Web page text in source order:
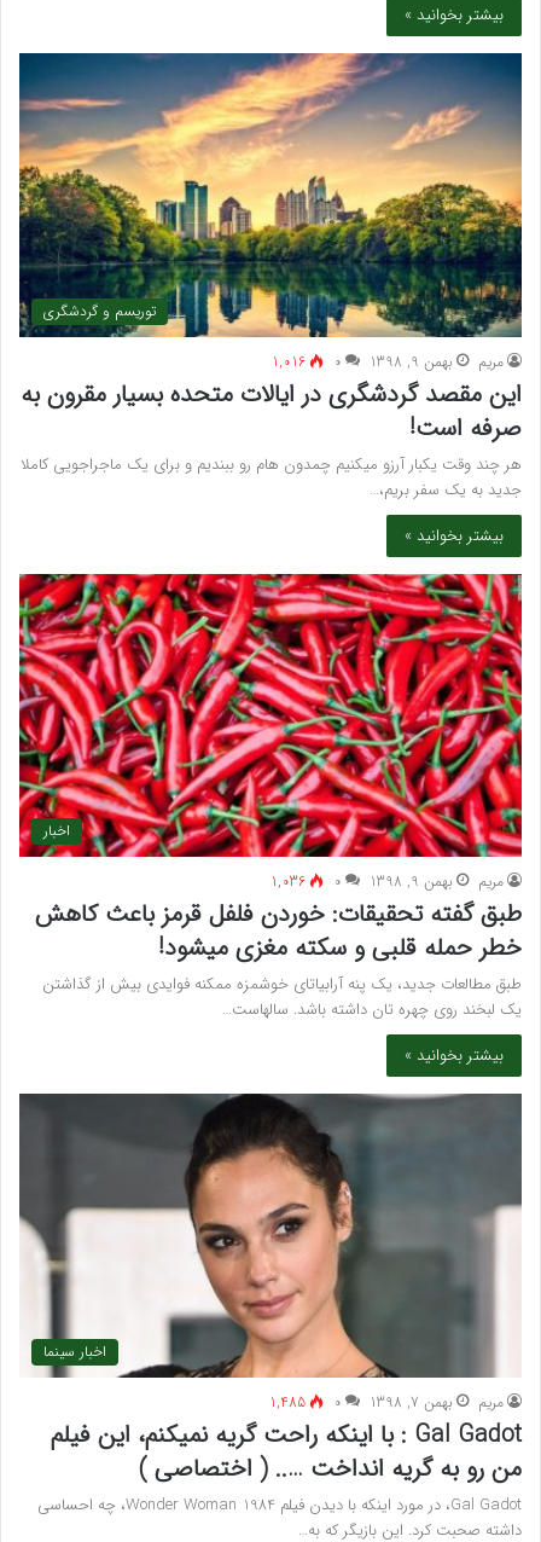
بیشتر بخوانید »
توریسم و گردشگری
مريم بهمن 9, 1398 ۰ 1,016
این مقصد گردشگری در ایالات متحده بسیار مقرون به
صرفه است!
هر چند وقت یکبار آرزو میکنیم چمدون هام رو ببندیم و برای یک ماجراجویی کاملا
جدید به یک سفر بریم،…
بیشتر بخوانید »
اخبار
مريم بهمن 9, 1398 ۰ 1,036
طبق گفته تحقیقات: خوردن فلفل قرمز باعث کاهش
خطر حمله قلبی و سکته مغزی میشود!
طبق مطالعات جدید، یک پنه آرابیاتای خوشمزه ممکنه فوایدی بیش از گذاشتن
یک لبخند روی چهره تان داشته باشد. سالهاست…
بیشتر بخوانید »
اخبار سینما
مريم بهمن 7, 1398 ۰ 1,485
Gal Gadot : با اینکه راحت گریه نمیکنم، این فیلم
من رو به گریه انداخت ….. ( اختصاصی )
Gal Gadot، در مورد اینکه با دیدن فیلم Wonder Woman 1984، چه احساسی
داشته صحبت کرد. این بازیگر که به…